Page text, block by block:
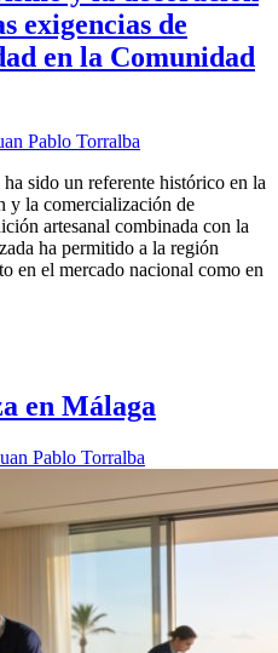
exigencias de
en la Comunidad
Pablo Torralba
sido un referente histórico en la
y la comercialización de
artesanal combinada con la
ha permitido a la región
en el mercado nacional como en
en Málaga
Pablo Torralba